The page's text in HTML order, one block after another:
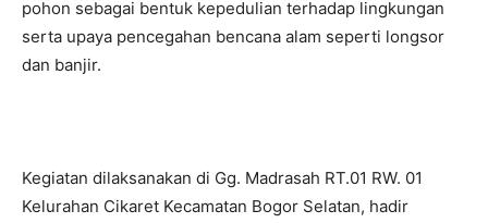
pohon sebagai bentuk kepedulian terhadap lingkungan
serta upaya pencegahan bencana alam seperti longsor
dan banjir.
Kegiatan dilaksanakan di Gg. Madrasah RT.01 RW. 01
Kelurahan Cikaret Kecamatan Bogor Selatan, hadir